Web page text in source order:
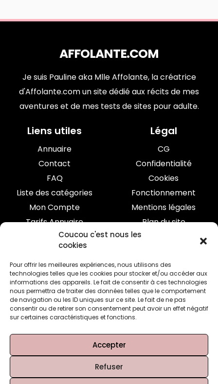
Coucou c'est nous les
cookies
Pour offrir les meilleures expériences, nous utilisons des
technologies telles que les cookies pour stocker et/ou accéder aux
informations des appareils. Le fait de consentir à ces technologies
nous permettra de traiter des données telles que le comportement
de navigation ou les ID uniques sur ce site. Le fait de ne pas
consentir ou de retirer son consentement peut avoir un effet négatif
sur certaines caractéristiques et fonctions.
Accepter
Refuser
AFFOLANTE.COM
Je suis Pauline aka Mlle Affolante, la créatrice
d'Affolante.com un site dédié aux récits de mes
aventures et de mes tests de sites pour adulte.
Liens utiles
Annuaire
Contact
FAQ
Liste des catégories
Mon Compte
Tarifs Annuaire
Légal
CG
Confidentialité
Cookies
Fonctionnement
Mentions légales
Plan du site
Inscrivez-vous à ma newsletter
J'écris seulement quand je suis chaude...
Rejoignez
Je ne partage jamais vos informations.
Voir maPolitique de confidentialité
© 2026 - 2022 Tous droits réservés.